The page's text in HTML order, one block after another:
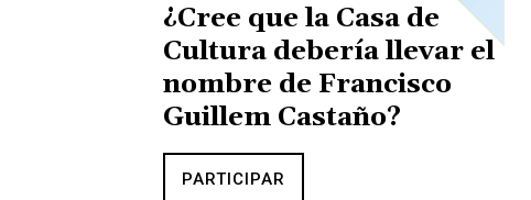
¿Cree que la Casa de
Cultura debería llevar el
nombre de Francisco
Guillem Castaño?
PARTICIPAR